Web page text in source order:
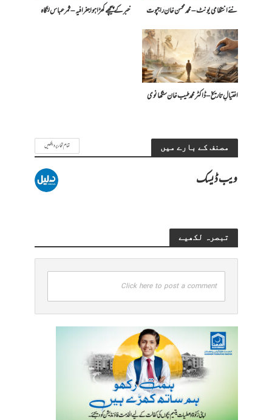
​نئے انتظامی یونٹ – محمد محسن خان راجپوت خبر کے پیچھے کھڑا ہوا جغرافیہ – ثمر عباس لنگاہ
اغتیالِ تاریخ – ڈاکٹر محمد طیب خان سنگھانوی
مصنف کے بارے میں تمام تحاریر دیکھیں
ویب ڈیسک
تبصرہ لکھیے
Click here to post a comment